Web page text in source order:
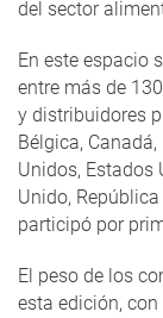
del sector
En este espacio
entre más de
y distribuidores
Bélgica,
Unidos, Estados
Unido,
participó por
El peso de los
esta edición,